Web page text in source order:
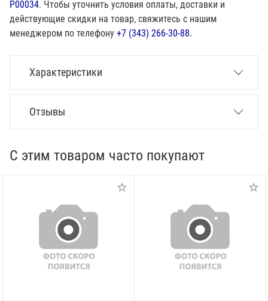
P00034. Чтобы уточнить условия оплаты, доставки и
действующие скидки на товар, свяжитесь с нашим
менеджером по телефону +7 (343) 266-30-88.
Характеристики
Отзывы
С этим товаром часто покупают